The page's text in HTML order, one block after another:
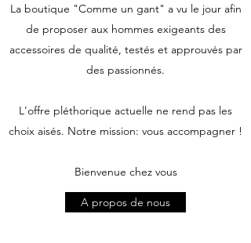
La boutique "Comme un gant" a vu le jour afin
de proposer aux hommes exigeants des
accessoires de qualité, testés et approuvés par
des passionnés.
L'offre pléthorique actuelle ne rend pas les
choix aisés. Notre mission: vous accompagner !
Bienvenue chez vous
A propos de nous